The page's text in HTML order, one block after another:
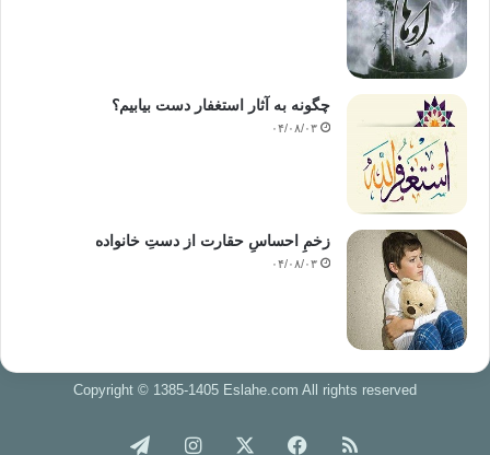
چگونه به آثار استغفار دست بیابیم؟
۰۴/۰۸/۰۳
زخمِ احساسِ حقارت از دستِ خانواده
۰۴/۰۸/۰۳
Copyright © 1385-1405 Eslahe.com All rights reserved
خوراک فیس اینستاگرام